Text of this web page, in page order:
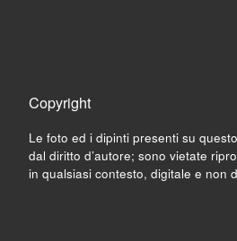
Copyright
Le foto ed i dipinti presenti su
dal diritto d’autore; sono vietate
in qualsiasi contesto, digitale e non